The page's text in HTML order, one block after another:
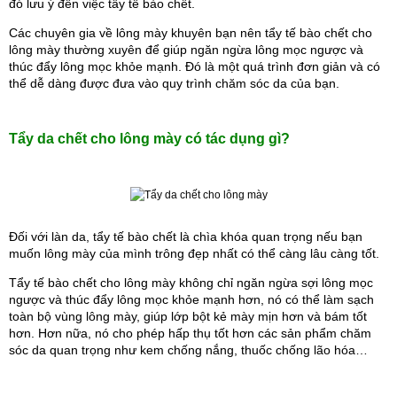
đó lưu ý đến việc tẩy tế bào chết.
Các chuyên gia về lông mày khuyên bạn nên tẩy tế bào chết cho
lông mày thường xuyên để giúp ngăn ngừa lông mọc ngược và
thúc đẩy lông mọc khỏe mạnh. Đó là một quá trình đơn giản và có
thể dễ dàng được đưa vào quy trình chăm sóc da của bạn.
Tẩy da chết cho lông mày có tác dụng gì?
Đối với làn da, tẩy tế bào chết là chìa khóa quan trọng nếu bạn
muốn lông mày của mình trông đẹp nhất có thể càng lâu càng tốt.
Tẩy tế bào chết cho lông mày không chỉ ngăn ngừa sợi lông mọc
ngược và thúc đẩy lông mọc khỏe mạnh hơn, nó có thể làm sạch
toàn bộ vùng lông mày, giúp lớp bột kẻ mày mịn hơn và bám tốt
hơn. Hơn nữa, nó cho phép hấp thụ tốt hơn các sản phẩm chăm
sóc da quan trọng như kem chống nắng, thuốc chống lão hóa…